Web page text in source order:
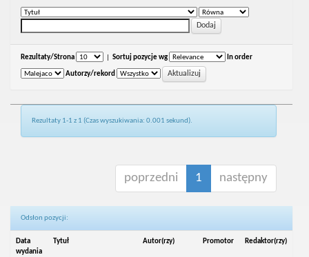
Rezultaty/Strona Sortuj pozycje wg In order
Autorzy/rekord
Rezultaty 1-1 z 1 (Czas wyszukiwania: 0.001 sekund).
poprzedni 1 następny
Odsłon pozycji:
Data
wydania
Tytuł Autor(rzy) Promotor Redaktor(rzy)